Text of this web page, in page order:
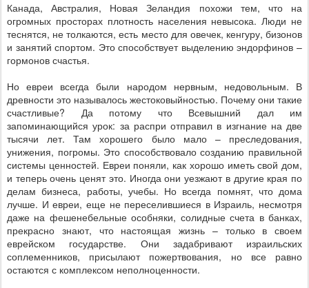
Канада, Австралия, Новая Зеландия похожи тем, что на
огромных просторах плотность населения невысока. Люди не
теснятся, не толкаются, есть место для овечек, кенгуру, бизонов
и занятий спортом. Это способствует выделению эндорфинов –
гормонов счастья.
Но евреи всегда были народом нервным, недовольным. В
древности это называлось жестоковыйностью. Почему они такие
счастливые? Да потому что Всевышний дал им
запоминающийся урок: за распри отправил в изгнание на две
тысячи лет. Там хорошего было мало – преследования,
унижения, погромы. Это способствовало созданию правильной
системы ценностей. Евреи поняли, как хорошо иметь свой дом,
и теперь очень ценят это. Иногда они уезжают в другие края по
делам бизнеса, работы, учебы. Но всегда помнят, что дома
лучше. И евреи, еще не переселившиеся в Израиль, несмотря
даже на фешенебельные особняки, солидные счета в банках,
прекрасно знают, что настоящая жизнь – только в своем
еврейском государстве. Они задабривают израильских
соплеменников, присылают пожертвования, но все равно
остаются с комплексом неполноценности.